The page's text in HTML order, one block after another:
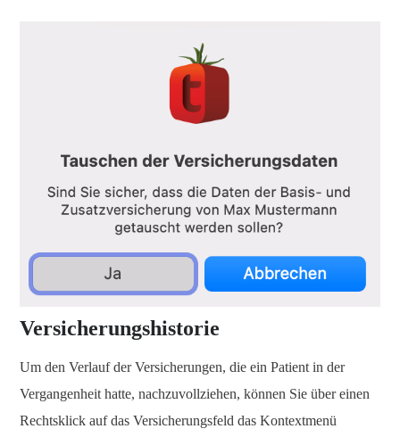
Versicherungshistorie
Um den Verlauf der Versicherungen, die ein Patient in der
Vergangenheit hatte, nachzuvollziehen, können Sie über einen
Rechtsklick auf das Versicherungsfeld das Kontextmenü